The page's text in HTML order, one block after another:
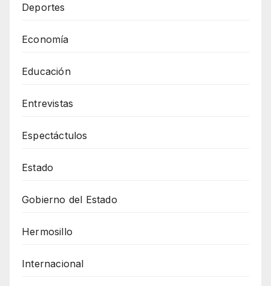
Deportes
Economía
Educación
Entrevistas
Espectáctulos
Estado
Gobierno del Estado
Hermosillo
Internacional